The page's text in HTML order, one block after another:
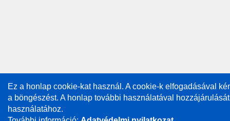
Ez a honlap cookie-kat használ. A cookie-k elfogadásával
a böngészést. A honlap további használatával
használatához.